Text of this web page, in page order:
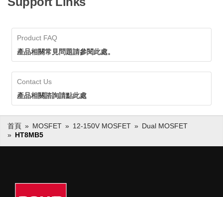
Product FAQ
產品相關常見問題請參閱此處。
Contact Us
產品相關諮詢請點此處
首頁 MOSFET 12-150V MOSFET
Dual MOSFET
HT8MB5